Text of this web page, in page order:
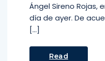
Ángel Sireno Rojas,
día de ayer. De
[…]
Read